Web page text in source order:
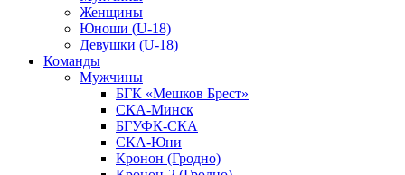
Женщины
Юноши (U-18)
Девушки (U-18)
Команды
Мужчины
БГК «Мешков Брест»
СКА-Минск
БГУФК-СКА
СКА-Юни
Кронон (Гродно)